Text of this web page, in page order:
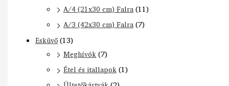
A/4 (21x30 cm) Falra(11)
A/3 (42x30 cm) Falra(7)
Esküvő(13)
Meghívók(7)
Étel és itallapok(1)